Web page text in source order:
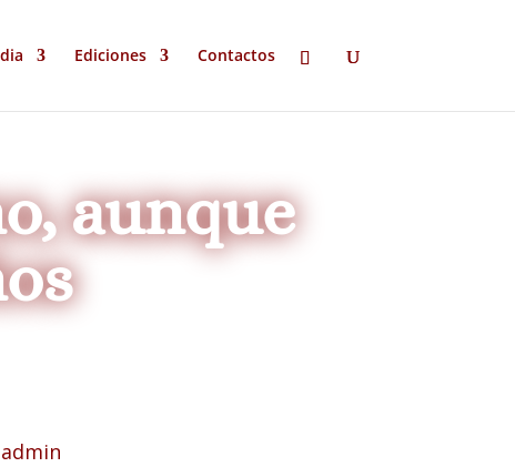
Ediciones Contactos
aunque
admin